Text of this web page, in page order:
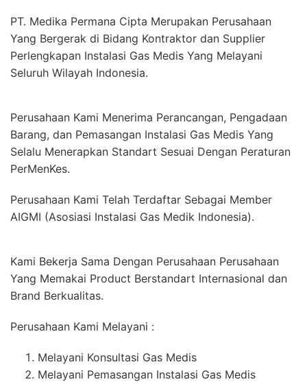
PT. Medika Permana Cipta Merupakan Perusahaan
Yang Bergerak di Bidang Kontraktor dan Supplier
Perlengkapan Instalasi Gas Medis Yang Melayani
Seluruh Wilayah Indonesia.
Perusahaan Kami Menerima Perancangan, Pengadaan
Barang, dan Pemasangan Instalasi Gas Medis Yang
Selalu Menerapkan Standart Sesuai Dengan Peraturan
PerMenKes.
Perusahaan Kami Telah Terdaftar Sebagai Member
AIGMI (Asosiasi Instalasi Gas Medik Indonesia).
Kami Bekerja Sama Dengan Perusahaan Perusahaan
Yang Memakai Product Berstandart Internasional dan
Brand Berkualitas.
Perusahaan Kami Melayani :
Melayani Konsultasi Gas Medis
Melayani Pemasangan Instalasi Gas Medis